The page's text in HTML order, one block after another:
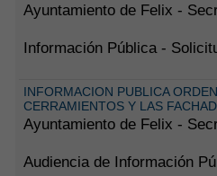
Ayuntamiento de Felix -
Información Pública -
INFORMACION PUBLICA
CERRAMIENTOS Y LAS
Ayuntamiento de Felix -
Audiencia de Información